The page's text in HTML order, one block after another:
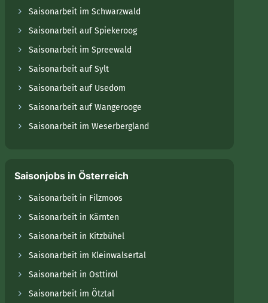
Saisonarbeit im Schwarzwald
Saisonarbeit auf Spiekeroog
Saisonarbeit im Spreewald
Saisonarbeit auf Sylt
Saisonarbeit auf Usedom
Saisonarbeit auf Wangerooge
Saisonarbeit im Weserbergland
Saisonjobs in Österreich
Saisonarbeit in Filzmoos
Saisonarbeit in Kärnten
Saisonarbeit in Kitzbühel
Saisonarbeit im Kleinwalsertal
Saisonarbeit in Osttirol
Saisonarbeit im Ötztal